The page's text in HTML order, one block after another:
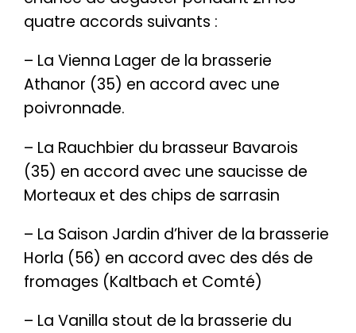
quatre accords suivants :
– La Vienna Lager de la brasserie
Athanor (35) en accord avec une
poivronnade.
– La Rauchbier du brasseur Bavarois
(35) en accord avec une saucisse de
Morteaux et des chips de sarrasin
– La Saison Jardin d’hiver de la brasserie
Horla (56) en accord avec des dés de
fromages (Kaltbach et Comté)
– La Vanilla stout de la brasserie du